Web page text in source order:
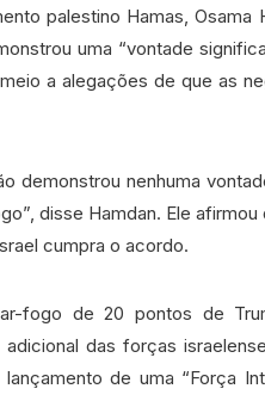
palestino Hamas, Osama
uma “vontade
a alegações de que as
demonstrou nenhuma
disse Hamdan. Ele
cumpra o acordo.
fogo de 20 pontos de
das forças
de uma “Força